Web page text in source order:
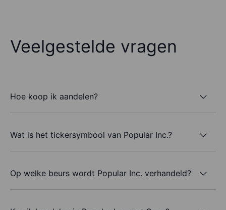
Veelgestelde vragen
Hoe koop ik aandelen?
Wat is het tickersymbool van Popular Inc.?
Op welke beurs wordt Popular Inc. verhandeld?